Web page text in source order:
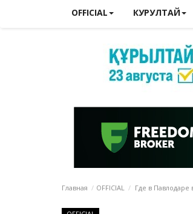
OFFICIAL КУРУЛТАЙ
Главная OFFICIAL Где в Павлодаре